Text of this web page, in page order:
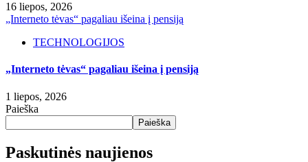
16 liepos, 2026
„Interneto tėvas“ pagaliau išeina į pensiją
TECHNOLOGIJOS
„Interneto tėvas“ pagaliau išeina į pensiją
1 liepos, 2026
Paieška
Paieška
Paskutinės naujienos